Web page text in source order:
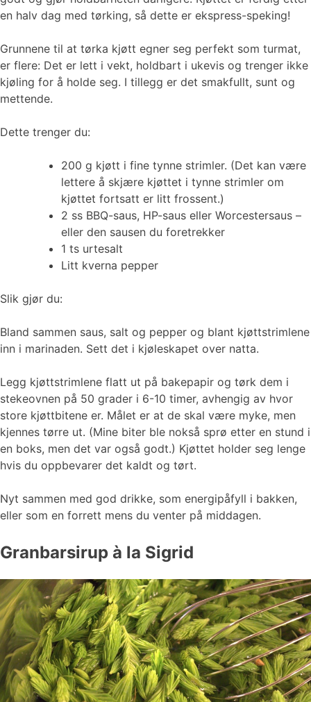
en halv dag med tørking, så dette er ekspress-speking!
Grunnene til at tørka kjøtt egner seg perfekt som turmat,
er flere: Det er lett i vekt, holdbart i ukevis og trenger ikke
kjøling for å holde seg. I tillegg er det smakfullt, sunt og
mettende.
Dette trenger du:
200 g kjøtt i fine tynne strimler. (Det kan være
lettere å skjære kjøttet i tynne strimler om
kjøttet fortsatt er litt frossent.)
2 ss BBQ-saus, HP-saus eller Worcestersaus –
eller den sausen du foretrekker
1 ts urtesalt
Litt kverna pepper
Slik gjør du:
Bland sammen saus, salt og pepper og blant kjøttstrimlene
inn i marinaden. Sett det i kjøleskapet over natta.
Legg kjøttstrimlene flatt ut på bakepapir og tørk dem i
stekeovnen på 50 grader i 6-10 timer, avhengig av hvor
store kjøttbitene er. Målet er at de skal være myke, men
kjennes tørre ut. (Mine biter ble nokså sprø etter en stund i
en boks, men det var også godt.) Kjøttet holder seg lenge
hvis du oppbevarer det kaldt og tørt.
Nyt sammen med god drikke, som energipåfyll i bakken,
eller som en forrett mens du venter på middagen.
Granbarsirup à la Sigrid